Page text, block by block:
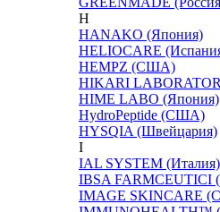
H
HANAKO (Япония)
HELIOCARE
HEMPZ (США)
HIKARI
HIME LABO (Япония)
HydroPeptide (США)
HYSQIA (Швейцария)
I
IAL SYSTEM (Италия)
IBSA FARMCEUTICI
IMAGE SKINCARE